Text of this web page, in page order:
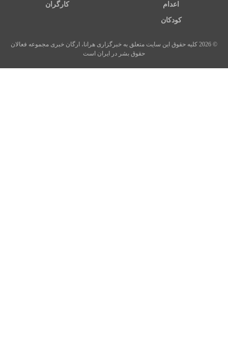
اعدام کارگران
کودکان
© 2026 کلیه حقوق این سایت متعلق به خبرگزاری هرانا، ارگان خبری مجموعه فعالان
حقوق بشر در ایران است